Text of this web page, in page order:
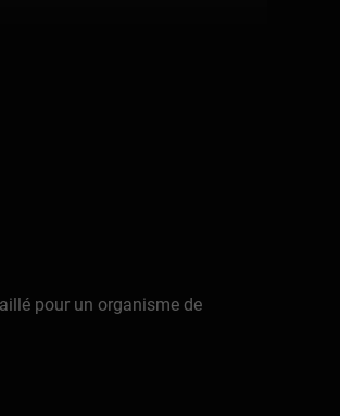
pour un organisme de